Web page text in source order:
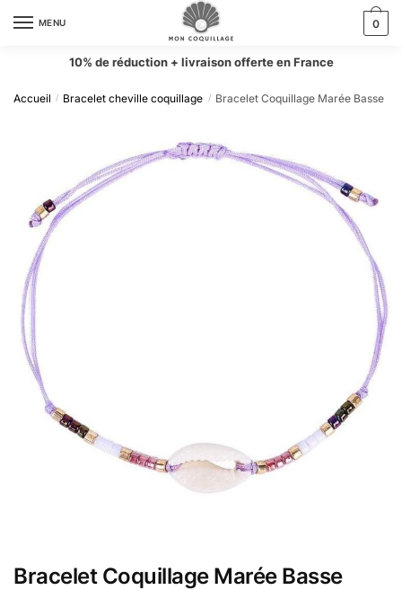
MENU 0
10% de réduction + livraison offerte en France
Accueil / Bracelet cheville coquillage / Bracelet Coquillage Marée Basse
Bracelet Coquillage Marée Basse